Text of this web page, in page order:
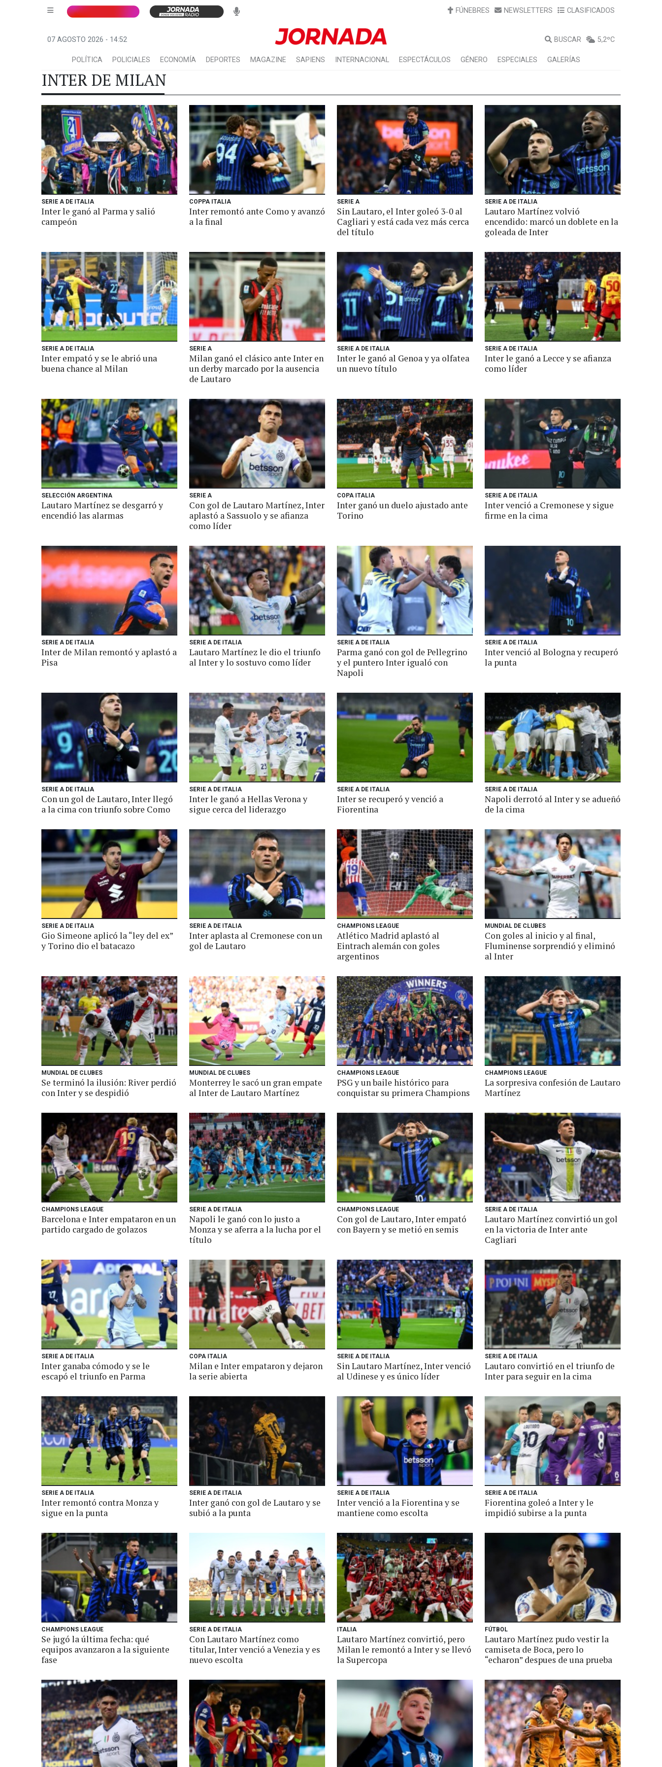
FÚNEBRES NEWSLETTERS CLASIFICADOS
07 AGOSTO 2026 - 14:52 BUSCAR 5,2ºC
POLÍTICA POLICIALES ECONOMÍA DEPORTES MAGAZINE SAPIENS INTERNACIONAL ESPECTÁCULOS GÉNERO ESPECIALES GALERÍAS
INTER DE MILAN
SERIE A DE ITALIA
Inter le ganó al Parma y salió
campeón
COPPA ITALIA
Inter remontó ante Como y avanzó
a la final
SERIE A
Sin Lautaro, el Inter goleó 3-0 al
Cagliari y está cada vez más cerca
del título
SERIE A DE ITALIA
Lautaro Martínez volvió
encendido: marcó un doblete en la
goleada de Inter
SERIE A DE ITALIA
Inter empató y se le abrió una
buena chance al Milan
SERIE A
Milan ganó el clásico ante Inter en
un derby marcado por la ausencia
de Lautaro
SERIE A DE ITALIA
Inter le ganó al Genoa y ya olfatea
un nuevo título
SERIE A DE ITALIA
Inter le ganó a Lecce y se afianza
como líder
SELECCIÓN ARGENTINA
Lautaro Martínez se desgarró y
encendió las alarmas
SERIE A
Con gol de Lautaro Martínez, Inter
aplastó a Sassuolo y se afianza
como líder
COPA ITALIA
Inter ganó un duelo ajustado ante
Torino
SERIE A DE ITALIA
Inter venció a Cremonese y sigue
firme en la cima
SERIE A DE ITALIA
Inter de Milan remontó y aplastó a
Pisa
SERIE A DE ITALIA
Lautaro Martínez le dio el triunfo
al Inter y lo sostuvo como líder
SERIE A DE ITALIA
Parma ganó con gol de Pellegrino
y el puntero Inter igualó con
Napoli
SERIE A DE ITALIA
Inter venció al Bologna y recuperó
la punta
SERIE A DE ITALIA
Con un gol de Lautaro, Inter llegó
a la cima con triunfo sobre Como
SERIE A DE ITALIA
Inter le ganó a Hellas Verona y
sigue cerca del liderazgo
SERIE A DE ITALIA
Inter se recuperó y venció a
Fiorentina
SERIE A DE ITALIA
Napoli derrotó al Inter y se adueñó
de la cima
SERIE A DE ITALIA
Gio Simeone aplicó la “ley del ex”
y Torino dio el batacazo
SERIE A DE ITALIA
Inter aplasta al Cremonese con un
gol de Lautaro
CHAMPIONS LEAGUE
Atlético Madrid aplastó al
Eintrach alemán con goles
argentinos
MUNDIAL DE CLUBES
Con goles al inicio y al final,
Fluminense sorprendió y eliminó
al Inter
MUNDIAL DE CLUBES
Se terminó la ilusión: River perdió
con Inter y se despidió
MUNDIAL DE CLUBES
Monterrey le sacó un gran empate
al Inter de Lautaro Martínez
CHAMPIONS LEAGUE
PSG y un baile histórico para
conquistar su primera Champions
CHAMPIONS LEAGUE
La sorpresiva confesión de Lautaro
Martínez
CHAMPIONS LEAGUE
Barcelona e Inter empataron en un
partido cargado de golazos
SERIE A DE ITALIA
Napoli le ganó con lo justo a
Monza y se aferra a la lucha por el
título
CHAMPIONS LEAGUE
Con gol de Lautaro, Inter empató
con Bayern y se metió en semis
SERIE A DE ITALIA
Lautaro Martínez convirtió un gol
en la victoria de Inter ante
Cagliari
SERIE A DE ITALIA
Inter ganaba cómodo y se le
escapó el triunfo en Parma
COPA ITALIA
Milan e Inter empataron y dejaron
la serie abierta
SERIE A DE ITALIA
Sin Lautaro Martínez, Inter venció
al Udinese y es único líder
SERIE A DE ITALIA
Lautaro convirtió en el triunfo de
Inter para seguir en la cima
SERIE A DE ITALIA
Inter remontó contra Monza y
sigue en la punta
SERIE A DE ITALIA
Inter ganó con gol de Lautaro y se
subió a la punta
SERIE A DE ITALIA
Inter venció a la Fiorentina y se
mantiene como escolta
SERIE A DE ITALIA
Fiorentina goleó a Inter y le
impidió subirse a la punta
CHAMPIONS LEAGUE
Se jugó la última fecha: qué
equipos avanzaron a la siguiente
fase
SERIE A DE ITALIA
Con Lautaro Martínez como
titular, Inter venció a Venezia y es
nuevo escolta
ITALIA
Lautaro Martínez convirtió, pero
Milan le remontó a Inter y se llevó
la Supercopa
FÚTBOL
Lautaro Martínez pudo vestir la
camiseta de Boca, pero lo
“echaron” despues de una prueba